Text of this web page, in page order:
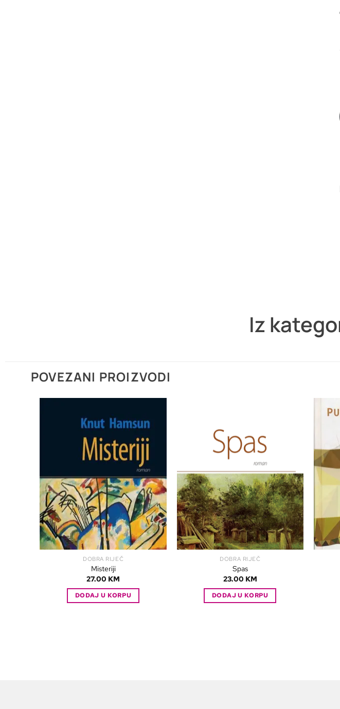
Iz
POVEZANI PROIZVODI
DOBRA RIJEČ
Misteriji
27.00 KM
DODAJ U KORPU
DOBRA RIJEČ
Spas
23.00 KM
DODAJ U KORPU